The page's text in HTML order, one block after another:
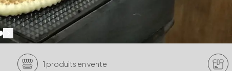
1 produits en vente